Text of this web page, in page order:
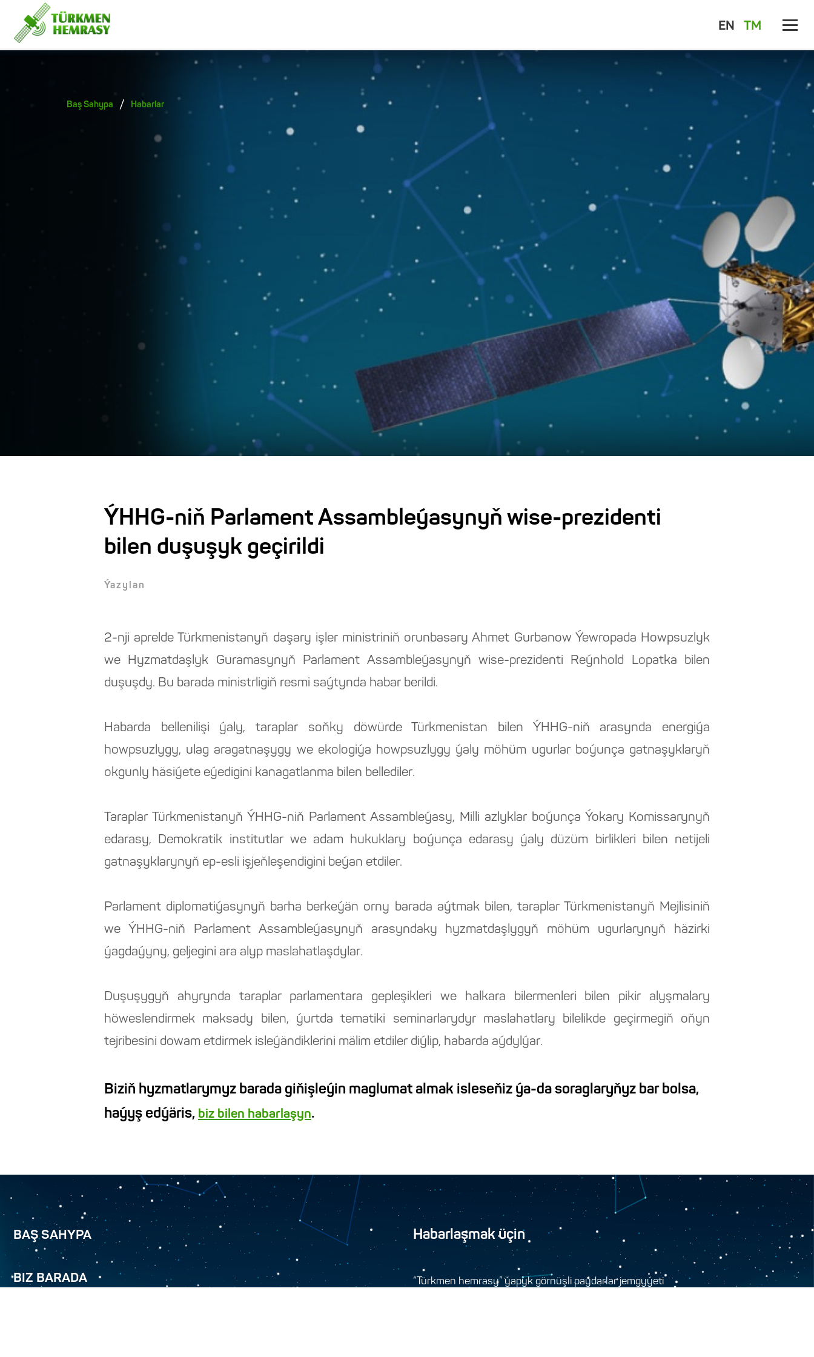
EN TM
Baş Sahypa / Habarlar
ÝHHG-niň Parlament Assambleýasynyň wise-prezidenti
bilen duşuşyk geçirildi
Ýazylan
2-nji aprelde Türkmenistanyň daşary işler ministriniň orunbasary Ahmet Gurbanow Ýewropada Howpsuzlyk
we Hyzmatdaşlyk Guramasynyň Parlament Assambleýasynyň wise-prezidenti Reýnhold Lopatka bilen
duşuşdy. Bu barada ministrligiň resmi saýtynda habar berildi.
Habarda bellenilişi ýaly, taraplar soňky döwürde Türkmenistan bilen ÝHHG-niň arasynda energiýa
howpsuzlygy, ulag aragatnaşygy we ekologiýa howpsuzlygy ýaly möhüm ugurlar boýunça gatnaşyklaryň
okgunly häsiýete eýedigini kanagatlanma bilen bellediler.
Taraplar Türkmenistanyň ÝHHG-niň Parlament Assambleýasy, Milli azlyklar boýunça Ýokary Komissarynyň
edarasy, Demokratik institutlar we adam hukuklary boýunça edarasy ýaly düzüm birlikleri bilen netijeli
gatnaşyklarynyň ep-esli işjeňleşendigini beýan etdiler.
Parlament diplomatiýasynyň barha berkeýän orny barada aýtmak bilen, taraplar Türkmenistanyň Mejlisiniň
we ÝHHG-niň Parlament Assambleýasynyň arasyndaky hyzmatdaşlygyň möhüm ugurlarynyň häzirki
ýagdaýyny, geljegini ara alyp maslahatlaşdylar.
Duşuşygyň ahyrynda taraplar parlamentara gepleşikleri we halkara bilermenleri bilen pikir alyşmalary
höweslendirmek maksady bilen, ýurtda tematiki seminarlarydyr maslahatlary bilelikde geçirmegiň oňyn
tejribesini dowam etdirmek isleýändiklerini mälim etdiler diýlip, habarda aýdylýar.
Biziň hyzmatlarymyz barada giňişleýin maglumat almak isleseňiz ýa-da soraglaryňyz bar bolsa,
haýyş edýäris, biz bilen habarlaşyn.
BAŞ SAHYPA
BIZ BARADA
Habarlaşmak üçin
“Türkmen hemrasy” ýapyk görnüşli paýdarlar jemgyýeti